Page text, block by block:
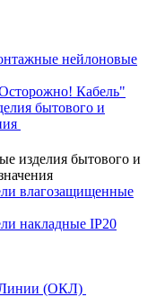
нейлоновые
Кабель"
бытового и
изделия бытового и
влагозащищенные
накладные IP20
Линии (ОКЛ)